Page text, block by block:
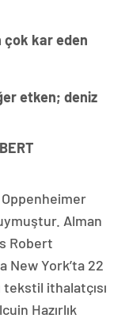
çok kar eden
etken; deniz
Alman
Robert
New York’ta 22
tekstil ithalatçısı
Hazırlık